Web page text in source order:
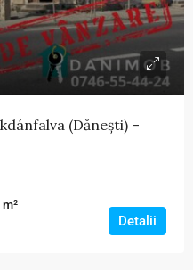
(Dănești) –
m²
Detalii